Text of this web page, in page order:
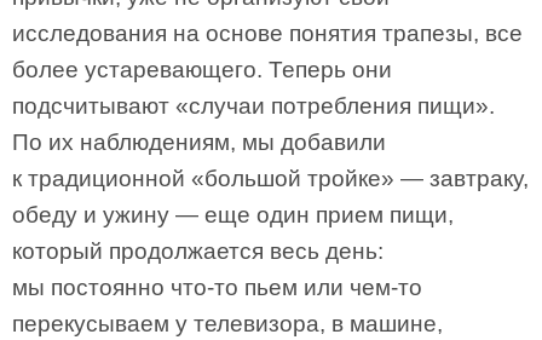
исследования на основе понятия трапезы, все
более устаревающего. Теперь они
подсчитывают «случаи потребления пищи».
По их наблюдениям, мы добавили
к традиционной «большой тройке» — завтраку,
обеду и ужину — еще один прием пищи,
который продолжается весь день:
мы постоянно что-то пьем или чем-то
перекусываем у телевизора, в машине,